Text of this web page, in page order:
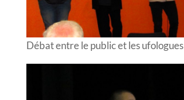
Débat entre le public et les ufologues